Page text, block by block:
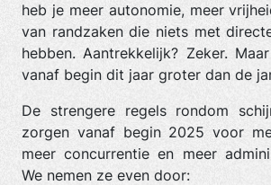
heb je meer autonomie, meer
van randzaken die niets met
hebben. Aantrekkelijk? Zeker.
vanaf begin dit jaar groter dan de
De strengere regels rondom
zorgen vanaf begin 2025 voor
meer concurrentie en meer
We nemen ze even door: